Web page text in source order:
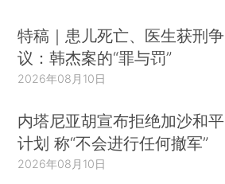
特稿｜患儿死亡、医生获刑争
议：韩杰案的“罪与罚”
2026年08月10日
内塔尼亚胡宣布拒绝加沙和平
计划 称“不会进行任何撤军”
2026年08月10日